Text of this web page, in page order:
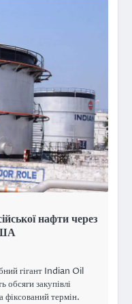
нафти через
гігант Indian Oil
закупівлі
фіксований термін.